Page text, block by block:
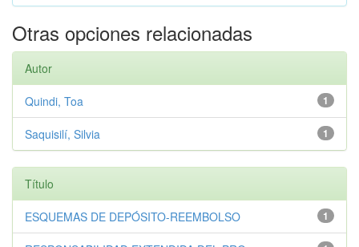
Otras opciones relacionadas
Autor
1
Quindi, Toa
1
Saquisilí, Silvia
Título
1
ESQUEMAS DE DEPÓSITO-REEMBOLSO